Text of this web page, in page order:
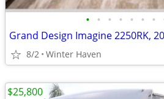
• • • • • • •
Grand Design Imagine 2250RK,
8/2 Winter Haven
$25,800